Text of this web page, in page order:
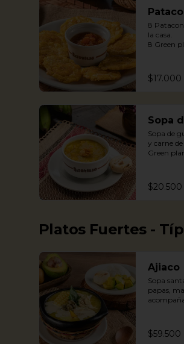
8
la casa.
8 Green
$17.000
Sopa
Sopa de
y carne de
Green
$20.500
Platos Fuertes -
Ajiaco
Sopa
papas,
An Ajiaco
potato
$59.500